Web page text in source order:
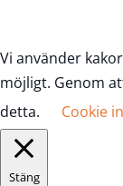
Vi använder
möjligt. Genom
detta.
Cookie
Stäng